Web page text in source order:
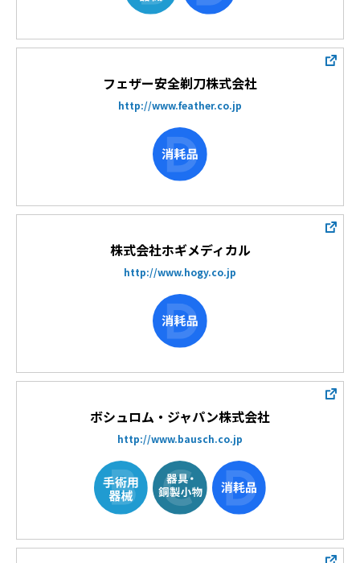
フェザー安全剃刀株式会社
http://www.feather.co.jp
株式会社ホギメディカル
http://www.hogy.co.jp
ボシュロム・ジャパン株式会社
http://www.bausch.co.jp